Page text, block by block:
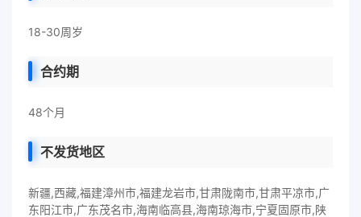
18-30周岁
合约期
48个月
不发货地区
新疆,西藏,福建漳州市,福建龙岩市,甘肃陇南市,甘肃平凉市,广
东阳江市,广东茂名市,海南临高县,海南琼海市,宁夏固原市,陕